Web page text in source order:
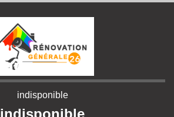
indisponible
indisponible